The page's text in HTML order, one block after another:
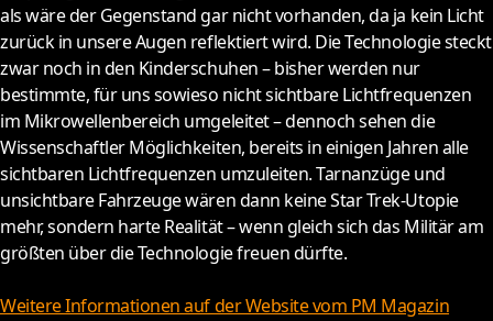
als wäre der Gegenstand gar nicht vorhanden, da ja kein Licht
zurück in unsere Augen reflektiert wird. Die Technologie steckt
zwar noch in den Kinderschuhen – bisher werden nur
bestimmte, für uns sowieso nicht sichtbare Lichtfrequenzen
im Mikrowellenbereich umgeleitet – dennoch sehen die
Wissenschaftler Möglichkeiten, bereits in einigen Jahren alle
sichtbaren Lichtfrequenzen umzuleiten. Tarnanzüge und
unsichtbare Fahrzeuge wären dann keine Star Trek-Utopie
mehr, sondern harte Realität – wenn gleich sich das Militär am
größten über die Technologie freuen dürfte.
Weitere Informationen auf der Website vom PM Magazin